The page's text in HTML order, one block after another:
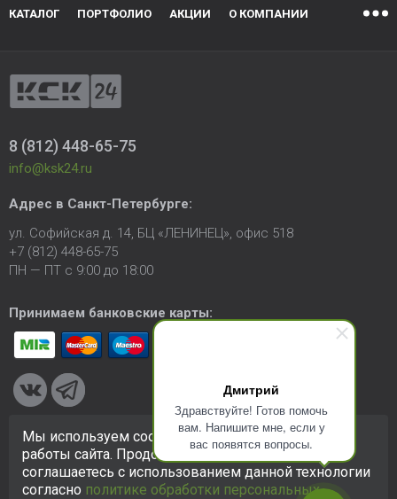
Дмитрий
Здравствуйте! Готов помочь
вам. Напишите мне, если у
вас появятся вопросы.
КАТАЛОГ ПОРТФОЛИО АКЦИИ О КОМПАНИИ
8 (812) 448-65-75
info@ksk24.ru
Адрес в Санкт-Петербурге:
ул. Софийская д. 14, БЦ «ЛЕНИНЕЦ», офис 518
+7 (812) 448-65-75
ПН — ПТ с 9:00 до 18:00
Принимаем банковские карты:
© 2005-2026 ООО «КСК». Сайт https://ksk24.ruсоздан
исключительно в информационных целях и любая информация
на сайте не является публичной офертой.Политика в
отношении персональных данных
Мы используем cookie-файлы для улучшения
работы сайта. Продолжая использовать сайт, вы
соглашаетесь с использованием данной технологии
согласно политике обработки персональных